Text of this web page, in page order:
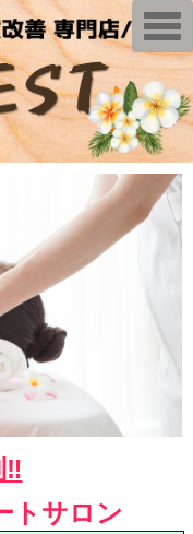
‼︎
トサロン
T
o
g
g
l
e
n
a
v
i
g
a